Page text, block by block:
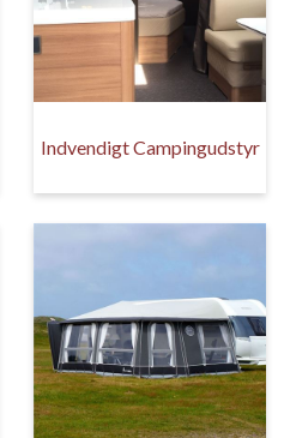
Indvendigt Campingudstyr